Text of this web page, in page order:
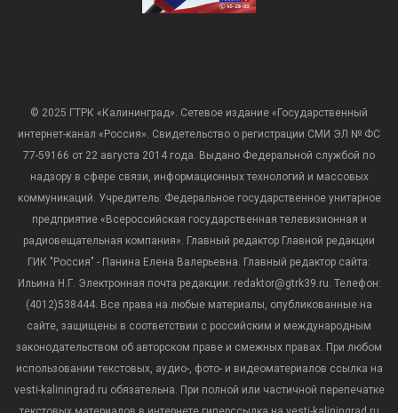
© 2025 ГТРК «Калининград». Сетевое издание «Государственный
интернет-канал «Россия». Свидетельство о регистрации СМИ ЭЛ № ФС
77-59166 от 22 августа 2014 года. Выдано Федеральной службой по
надзору в сфере связи, информационных технологий и массовых
коммуникаций. Учредитель: Федеральное государственное унитарное
предприятие «Всероссийская государственная телевизионная и
радиовещательная компания». Главный редактор Главной редакции
ГИК "Россия" - Панина Елена Валерьевна. Главный редактор сайта:
Ильина Н.Г. Электронная почта редакции: redaktor@gtrk39.ru. Телефон:
(4012)538444. Все права на любые материалы, опубликованные на
сайте, защищены в соответствии с российским и международным
законодательством об авторском праве и смежных правах. При любом
использовании текстовых, аудио-, фото- и видеоматериалов ссылка на
vesti-kaliningrad.ru обязательна. При полной или частичной перепечатке